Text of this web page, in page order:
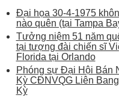
Đại họa 30-4-1975
nào quên (tại Tampa
Tưởng niệm 51 năm
tại tượng đài chiến sĩ
Florida tại Orlando
Phóng sự Đại Hội Bán
Kỳ CĐNVQG Liên
Kỳ